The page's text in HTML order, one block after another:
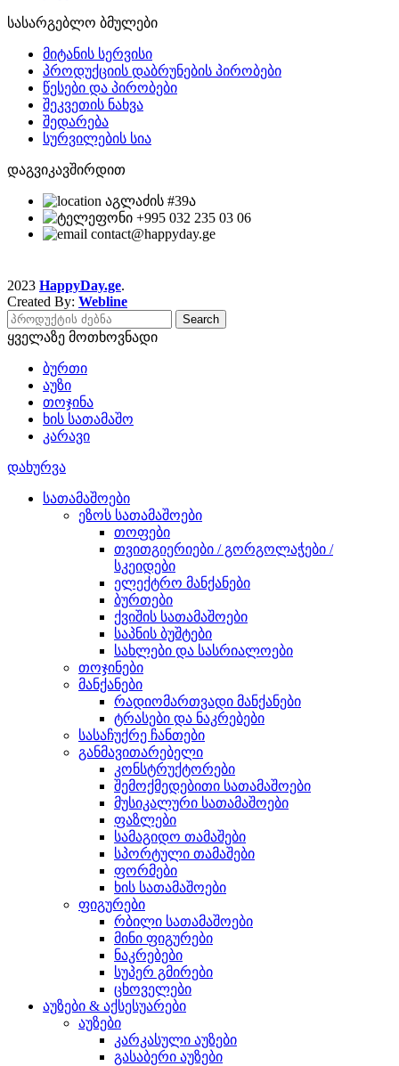
სასარგებლო ბმულები
მიტანის სერვისი
პროდუქციის დაბრუნების პირობები
წესები და პირობები
შეკვეთის ნახვა
შედარება
სურვილების სია
დაგვიკავშირდით
აგლაძის #39ა
+995 032 235 03 06
contact@happyday.ge
2023 HappyDay.ge.
Created By: Webline
Search
ყველაზე მოთხოვნადი
ბურთი
აუზი
თოჯინა
ხის სათამაშო
კარავი
დახურვა
სათამაშოები
ეზოს სათამაშოები
თოფები
თვითგიერიები / გორგოლაჭები /
სკეიდები
ელექტრო მანქანები
ბურთები
ქვიშის სათამაშოები
საპნის ბუშტები
სახლები და სასრიალოები
თოჯინები
მანქანები
რადიომართვადი მანქანები
ტრასები და ნაკრებები
სასაჩუქრე ჩანთები
განმავითარებელი
კონსტრუქტორები
შემოქმედებითი სათამაშოები
მუსიკალური სათამაშოები
ფაზლები
სამაგიდო თამაშები
სპორტული თამაშები
ფორმები
ხის სათამაშოები
ფიგურები
რბილი სათამაშოები
მინი ფიგურები
ნაკრებები
სუპერ გმირები
ცხოველები
აუზები & აქსესუარები
აუზები
კარკასული აუზები
გასაბერი აუზები